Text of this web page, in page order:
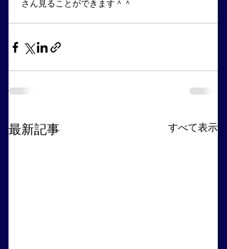
さん見ることができます＾＾
最新記事 すべて表示